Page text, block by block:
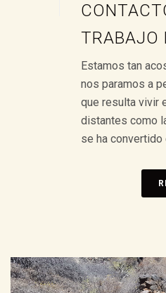
TRABAJO
Estamos tan
nos paramos a
que resulta vivir
distantes como
se ha convertido